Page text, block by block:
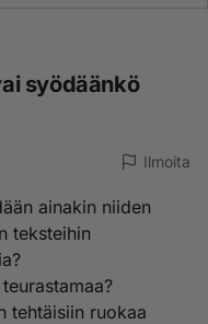
syödäänkö
Ilmoita
ainakin niiden
teksteihin
tehtäisiin ruokaa